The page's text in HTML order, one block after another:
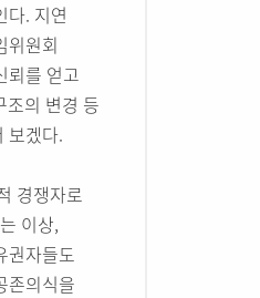
다. 지연
위원회
뢰를 얻고
조의 변경 등
보겠다.
경쟁자로
이상,
권자들도
존의식을